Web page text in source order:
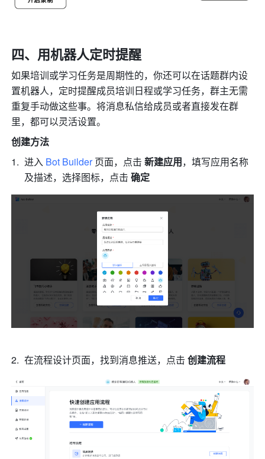
四、用机器人定时提醒
如果培训或学习任务是周期性的，你还可以在话题群内设
置机器人，定时提醒成员培训日程或学习任务，群主无需
重复手动做这些事。将消息私信给成员或者直接发在群
里，都可以灵活设置。
创建方法
进入 Bot Builder 页面，点击 新建应用，填写应用名称
及描述，选择图标，点击 确定
在流程设计页面，找到消息推送，点击 创建流程